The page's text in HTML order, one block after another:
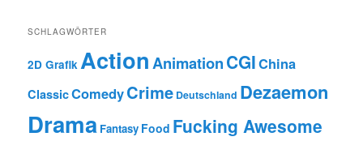
SCHLAGWÖRTER
2D GrafikActionAnimationCGIChina
ClassicComedyCrime Deutschland Dezaemon
Drama Fantasy Food Fucking Awesome